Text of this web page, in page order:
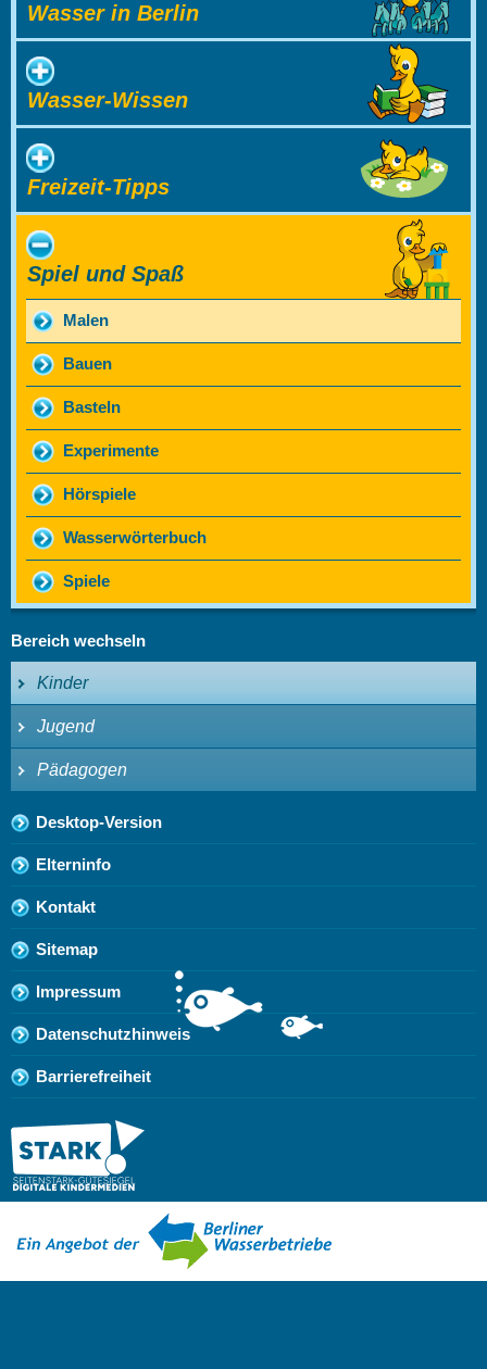
Wasser in Berlin
Wasser-Wissen
Freizeit-Tipps
Spiel und Spaß
Malen
Bauen
Basteln
Experimente
Hörspiele
Wasserwörterbuch
Spiele
Bereich wechseln
Kinder
Jugend
Pädagogen
Desktop-Version
Elterninfo
Kontakt
Sitemap
Impressum
Datenschutzhinweis
Barrierefreiheit